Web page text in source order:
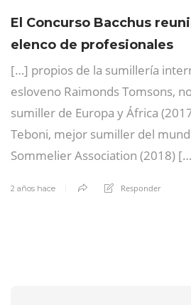
El Concurso Bacchus
elenco de profesionales
[…] propios de la sumillería
esloveno Raimonds Tomsons,
sumiller de Europa y África
Teboni, mejor sumiller del
Sommelier Association (2018)
2 años hace Responder